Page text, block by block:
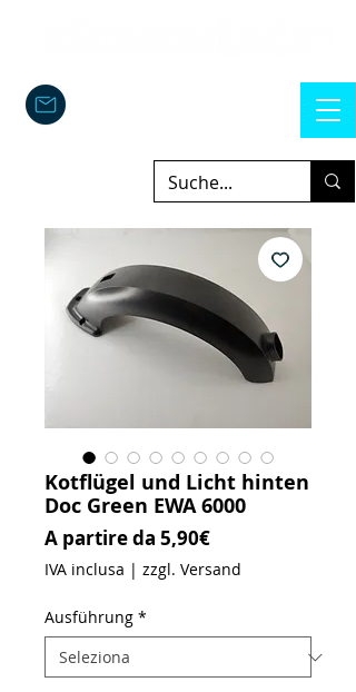
Kotflügel und Licht hinten
Doc Green EWA 6000
A partire da 5,90€Prezzo scontato
IVA inclusa | zzgl. Versand
Ausführung *